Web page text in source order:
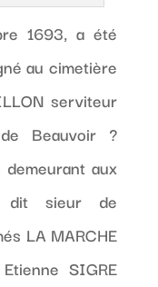
1693, a été
au cimetière
serviteur
Beauvoir ?
aux
dit sieur de
LA MARCHE
SIGRE